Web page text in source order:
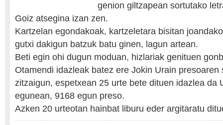
genion giltzapean sortutako
Goiz atsegina izan zen.
Kartzelan egondakoak, kartzeletara bisitan
gutxi dakigun batzuk batu ginen, lagun artean.
Beti egin ohi dugun moduan, hizlariak genituen
Otamendi idazleak batez ere Jokin Urain presoaren
zitzaigun, espetxean 25 urte bete dituen idazlea da
egunean, 9168 egun preso.
Azken 20 urteotan hainbat liburu eder argitaratu